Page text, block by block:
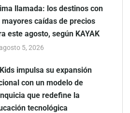
llamada: los destinos con
mayores caídas de precios
este agosto, según KAYAK
agosto 5, 2026
impulsa su expansión
con un modelo de
que redefine la
tecnológica